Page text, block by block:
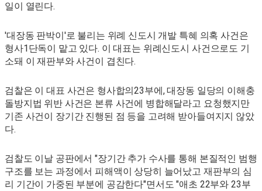
일이 열린다.
'대장동 판박이'로 불리는 위례 신도시 개발 특혜 의혹 사건은
형사1단독이 맡고 있다. 이 대표는 위례신도시 사건으로도 기
소돼 이 재판부와 사건이 겹친다.
검찰은 이 대표 사건은 형사합의23부에, 대장동 일당의 이해충
돌방지법 위반 사건은 본류 사건에 병합해달라고 요청했지만
기존 사건이 장기간 진행된 점 등을 고려해 받아들여지지 않았
다.
검찰도 이날 공판에서 "장기간 추가 수사를 통해 본질적인 범행
구조를 보는 과정에서 피해액이 상당히 늘어났고 재판부의 심
리 기간이 가중된 부분에 공감한다"면서도 "애초 22부와 23부